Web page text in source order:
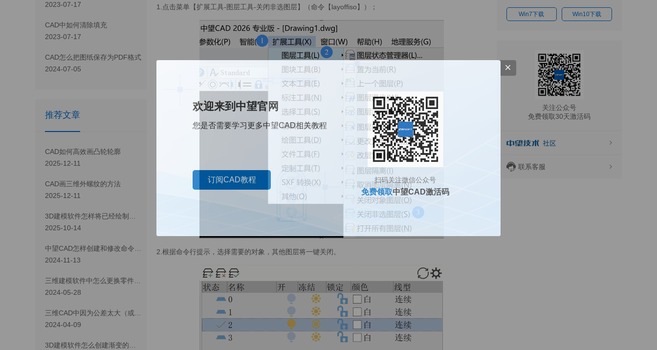
2023-07-17
CAD 中如何清除填充
2023-07-17
CAD怎么把图纸保存为PDF格式
2024-07-05
推荐文章
CAD如何高效画凸轮轮廓
2025-12-11
CAD画三维外螺纹的方法
2025-12-11
3D建模软件怎样将已经绘制好的图元移动到新建的图层内
2025-10-14
中望CAD怎样创建和修改命令的快捷键？
2024-11-13
三维建模软件中怎么更换零件的模板？
2024-05-28
三维CAD中因为公差太大（或太小）导致圆角（或倒角）等操作失败该怎么办？
2024-04-09
3D建模软件怎么创建渐变的圆角
1.点击菜单【扩展工具-图层工具-关闭非选图层】（命令【layoffiso】）；
2.根据命令行提示，选择需要的对象，其他图层将一键关闭。
Win7下载 Win10下载
关注公众号
免费领取30天激活码
联系客服
欢迎来到中望官网
您是否需要学习更多中望CAD相关教程
订阅CAD教程 扫码关注微信公众号
免费领取中望CAD激活码